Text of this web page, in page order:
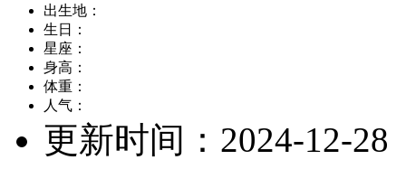
出生地：
生日：
星座：
身高：
体重：
人气：
更新时间： 2024-12-28